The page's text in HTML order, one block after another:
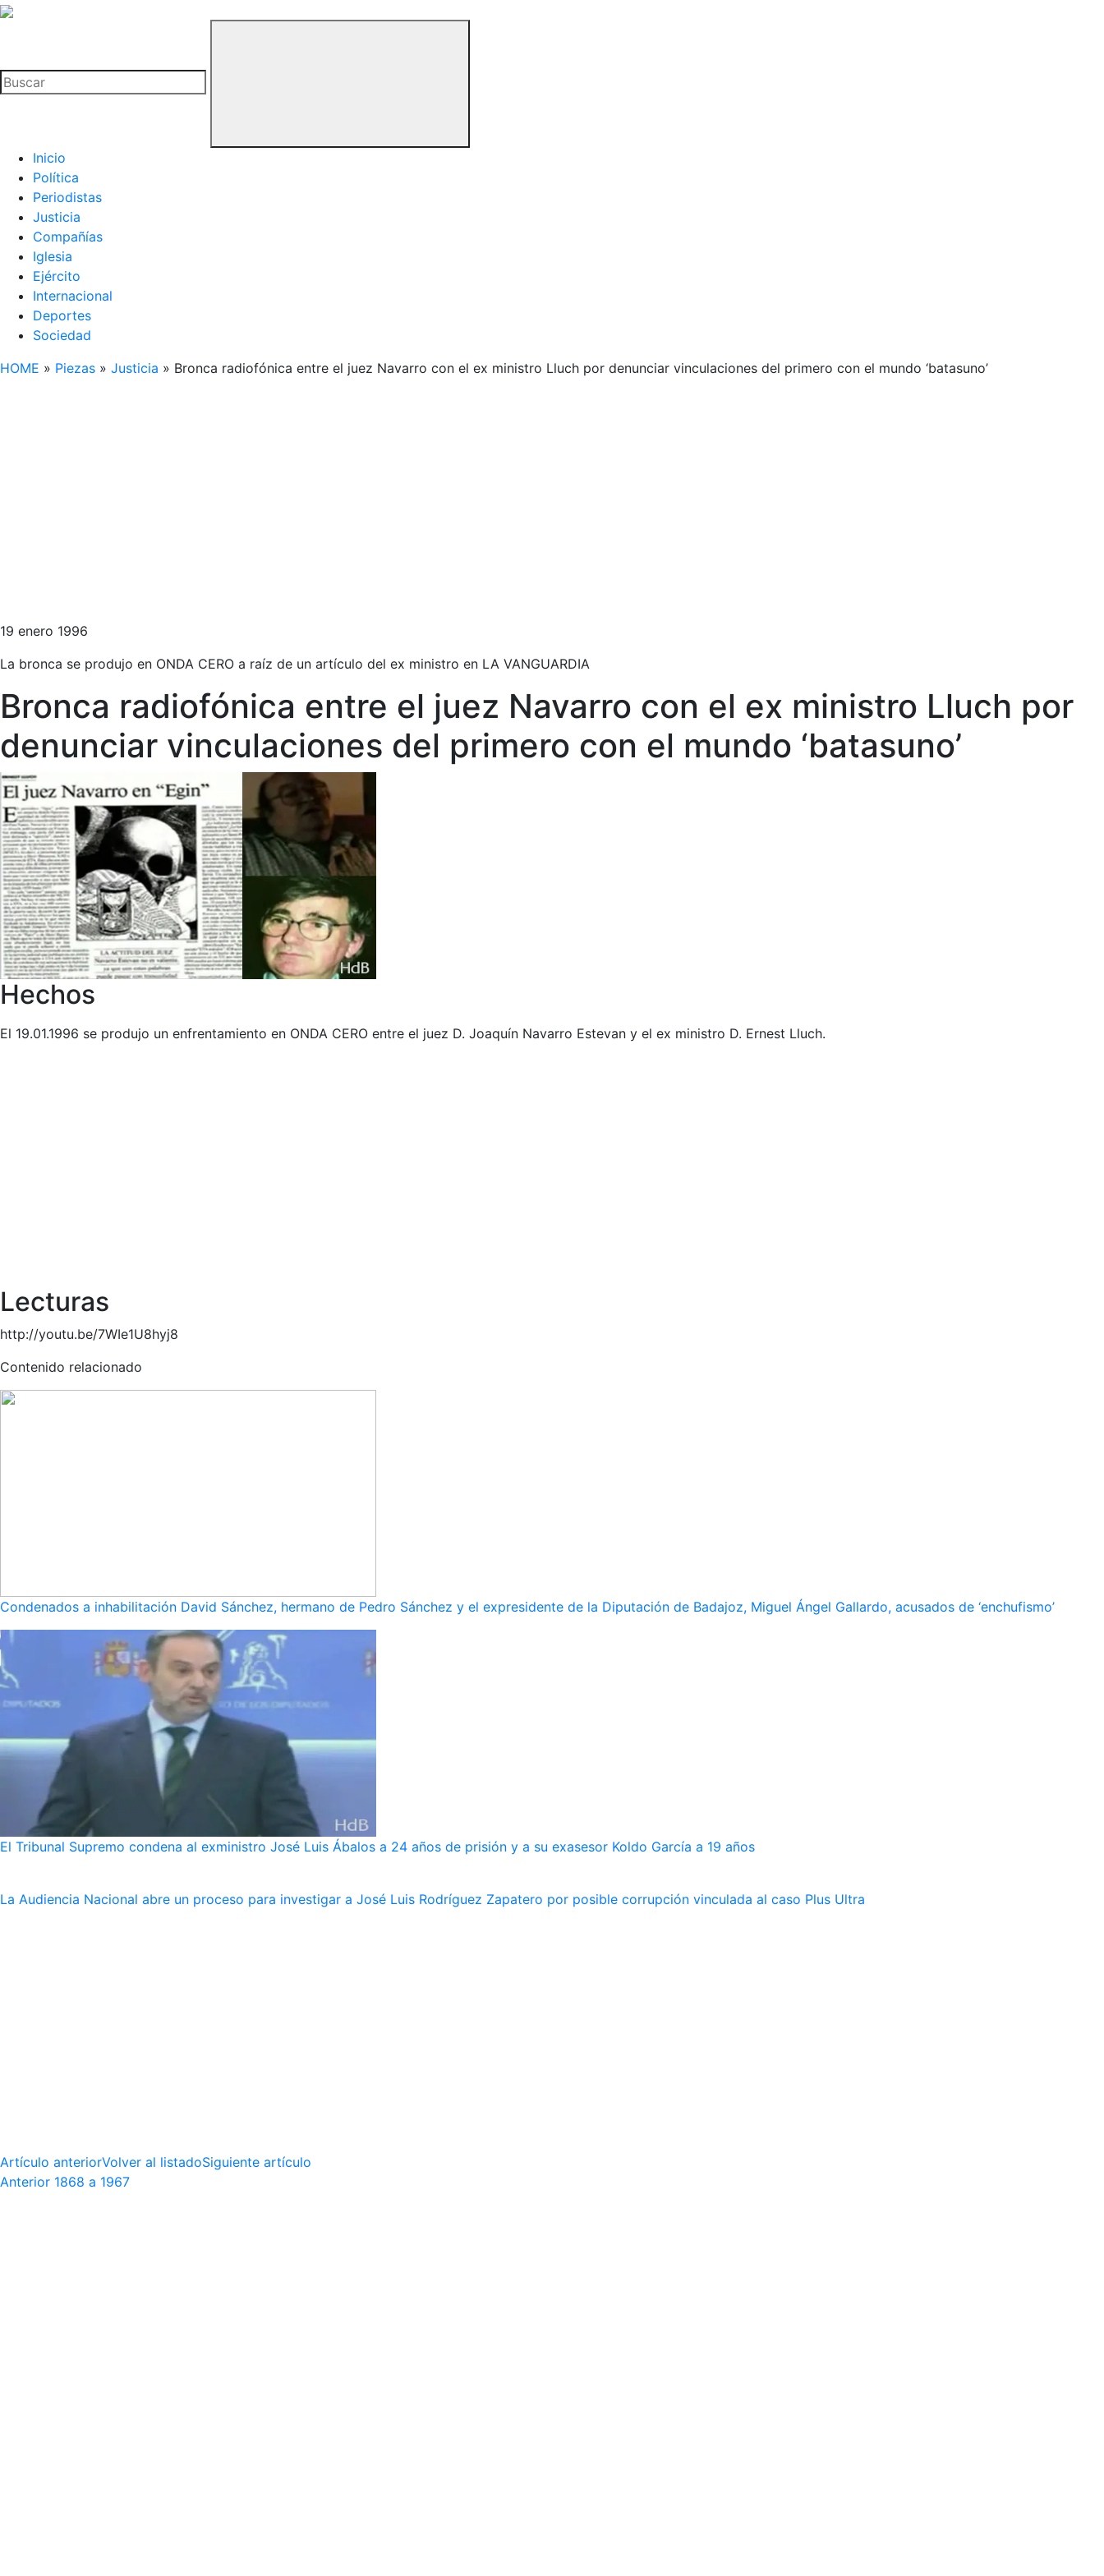
La
Buitre
Inicio
Política
Periodistas
Justicia
Compañías
Iglesia
Ejército
Internacional
Deportes
Sociedad
HOME » Piezas » Justicia » Bronca radiofónica entre el juez Navarro con el ex ministro Lluch por denunciar vinculaciones del primero con el mundo ‘batasuno’
19 enero 1996
La bronca se produjo en ONDA CERO a raíz de un artículo del ex ministro en LA VANGUARDIA
Bronca radiofónica entre el juez Navarro con el ex ministro Lluch por
denunciar vinculaciones del primero con el mundo ‘batasuno’
Hechos
El 19.01.1996 se produjo un enfrentamiento en ONDA CERO entre el juez D. Joaquín Navarro Estevan y el ex ministro D. Ernest Lluch.
Lecturas
http://youtu.be/7WIe1U8hyj8
Contenido relacionado
Condenados a inhabilitación David Sánchez, hermano de Pedro Sánchez y el expresidente de la Diputación de Badajoz, Miguel Ángel Gallardo, acusados de ‘enchufismo’
El Tribunal Supremo condena al exministro José Luis Ábalos a 24 años de prisión y a su exasesor Koldo García a 19 años
La Audiencia Nacional abre un proceso para investigar a José Luis Rodríguez Zapatero por posible corrupción vinculada al caso Plus Ultra
Artículo anteriorVolver al listadoSiguiente artículo
Anterior 1868 a 1967